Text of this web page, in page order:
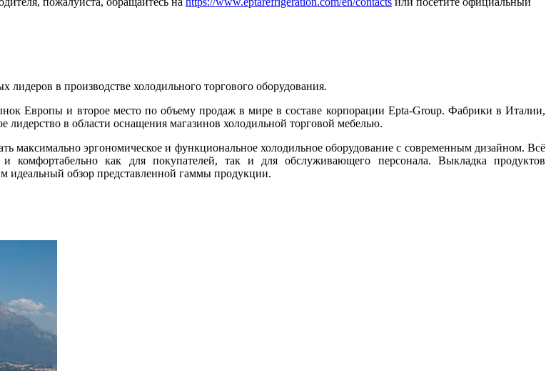
в производстве холодильного торгового оборудования.
Европы и второе место по объему продаж в мире в составе корпорации Epta-Group. Фабрики в Италии,
в области оснащения магазинов холодильной торговой мебелью.
максимально эргономическое и функциональное холодильное оборудование с современным дизайном. Всё
и комфортабельно как для покупателей, так и для обслуживающего персонала. Выкладка продуктов
идеальный обзор представленной гаммы продукции.